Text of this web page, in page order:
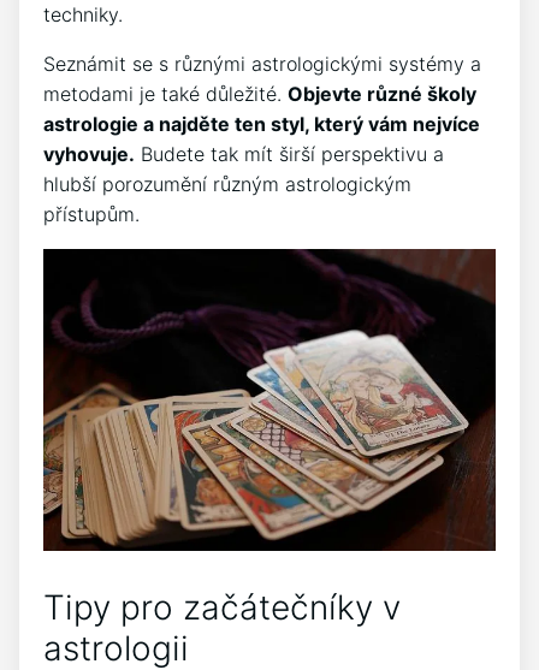
techniky.
Seznámit se s různými astrologickými systémy a
metodami je také důležité. Objevte různé školy
astrologie a najděte ten styl, který vám nejvíce
vyhovuje. Budete tak mít širší perspektivu a
hlubší porozumění různým astrologickým
přístupům.
Tipy pro začátečníky v
astrologii